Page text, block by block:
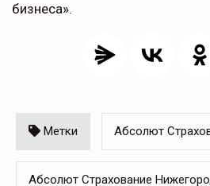
бизнеса».
Метки Абсолют
Абсолют Страхование